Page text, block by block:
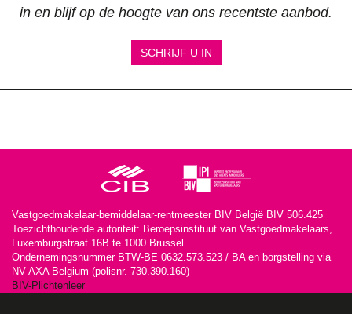
in en blijf op de hoogte van ons recentste aanbod.
SCHRIJF U IN
Vastgoedmakelaar-bemiddelaar-rentmeester BIV België BIV 506.425
Toezichthoudende autoriteit: Beroepsinstituut van Vastgoedmakelaars,
Luxemburgstraat 16B te 1000 Brussel
Ondernemingsnummer BTW-BE 0632.573.523 / BA en borgstelling via
NV AXA Belgium (polisnr. 730.390.160)
BIV-Plichtenleer